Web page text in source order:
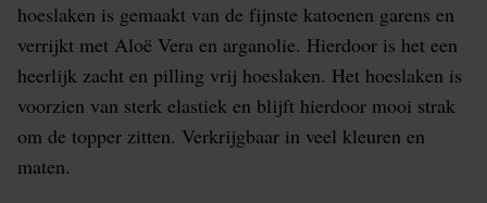
hoeslaken is gemaakt van de fijnste katoenen garens en
verrijkt met Aloë Vera en arganolie. Hierdoor is het een
heerlijk zacht en pilling vrij hoeslaken. Het hoeslaken is
voorzien van sterk elastiek en blijft hierdoor mooi strak
om de topper zitten. Verkrijgbaar in veel kleuren en
maten.